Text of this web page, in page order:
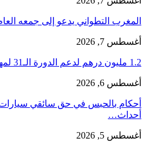
المغرب التطواني يدعو إلى جمعه
أغسطس 7, 2026
1.2 مليون درهم لدعم الدورة الـ31 لمهرجان تطوان لسينما البحر…
أغسطس 6, 2026
أحكام بالحبس في حق سائقي
أحداث…
أغسطس 5, 2026